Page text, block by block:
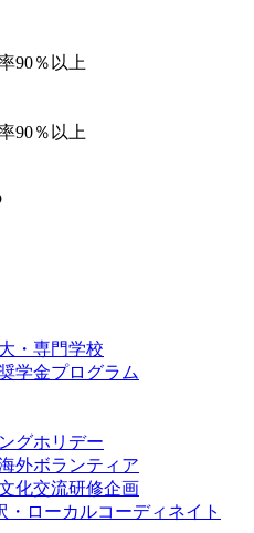
90％以上
90％以上
・専門学校
学金プログラム
グホリデー
外ボランティア
化交流研修企画
・ローカルコーディネイト